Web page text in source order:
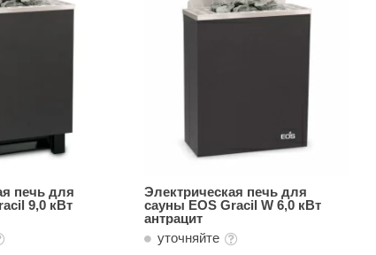
печь для
9,0 кВт
Электрическая печь для
сауны EOS Gracil W 6,0 кВт
антрацит
уточняйте